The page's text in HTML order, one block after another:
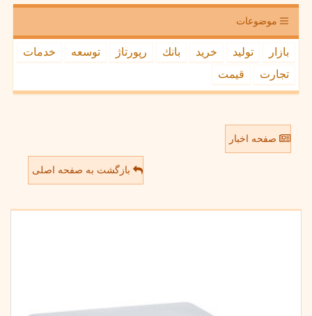
موضوعات
بازار تولید خرید بانك رپورتاژ توسعه
خدمات
تجارت
قیمت
صفحه اخبار
بازگشت به صفحه اصلی